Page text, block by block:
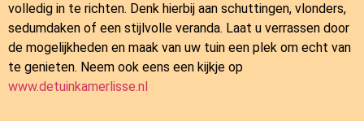
volledig in te richten. Denk hierbij aan schuttingen, vlonders,
sedumdaken of een stijlvolle veranda. Laat u verrassen door
de mogelijkheden en maak van uw tuin een plek om echt van
te genieten. Neem ook eens een kijkje op
www.detuinkamerlisse.nl